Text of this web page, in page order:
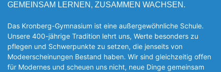
GEMEINSAM LERNEN, ZUSAMMEN WACHSEN.
Das Kronberg-Gymnasium ist eine außergewöhnliche Schule.
Unsere 400-jährige Tradition lehrt uns, Werte besonders zu
pflegen und Schwerpunkte zu setzen, die jen­seits von
Modeerscheinungen Be­stand haben. Wir sind gleichzeitig offen
für Modernes und scheuen uns nicht, neue Dinge gemeinsam